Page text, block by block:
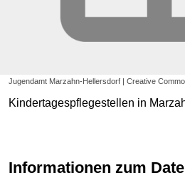
Jugendamt Marzahn-Hellersdorf | Creative
Kindertagespflegestellen in
Informationen zum